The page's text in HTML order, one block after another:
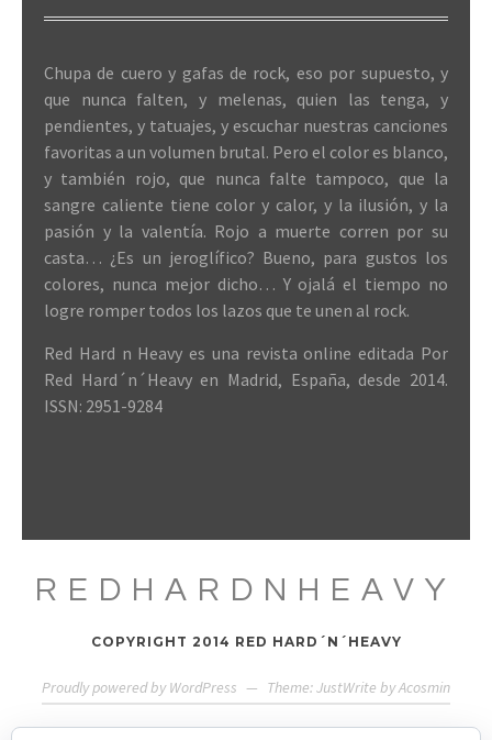
Chupa de cuero y gafas de rock, eso por supuesto, y
que nunca falten, y melenas, quien las tenga, y
pendientes, y tatuajes, y escuchar nuestras canciones
favoritas a un volumen brutal. Pero el color es blanco,
y también rojo, que nunca falte tampoco, que la
sangre caliente tiene color y calor, y la ilusión, y la
pasión y la valentía. Rojo a muerte corren por su
casta… ¿Es un jeroglífico? Bueno, para gustos los
colores, nunca mejor dicho… Y ojalá el tiempo no
logre romper todos los lazos que te unen al rock.
Red Hard n Heavy es una revista online editada Por
Red Hard´n´Heavy en Madrid, España, desde 2014.
ISSN: 2951-9284
REDHARDNHEAVY
COPYRIGHT 2014 RED HARD´N´HEAVY
Proudly powered by WordPress — Theme: JustWrite byAcosmin